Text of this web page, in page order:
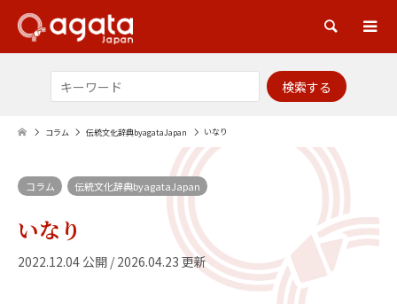
検索
コラム 伝統文化辞典byagataJapan いなり
コラム 伝統文化辞典byagataJapan
いなり
2022.12.04 公開 / 2026.04.23 更新